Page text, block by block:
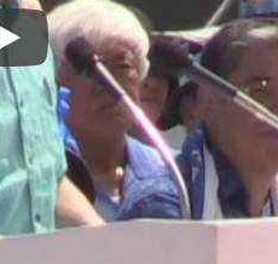
Play